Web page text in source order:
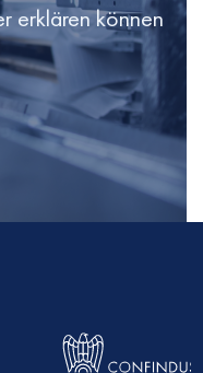
erklären können